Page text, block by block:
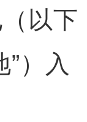
以下
）入